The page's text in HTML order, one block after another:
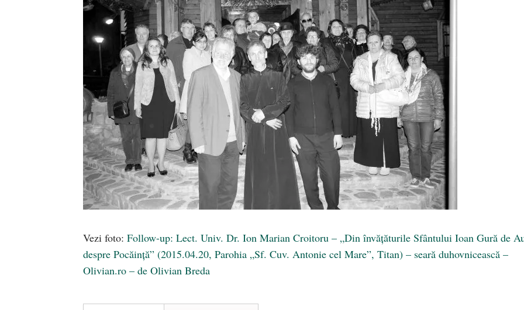
Vezi foto: Follow-up: Lect. Univ. Dr. Ion Marian Croitoru – „Din învăţăturile Sfântului Ioan Gură de
despre Pocăință” (2015.04.20, Parohia „Sf. Cuv. Antonie cel Mare”, Titan) – seară duhovnicească –
Olivian.ro – de Olivian Breda